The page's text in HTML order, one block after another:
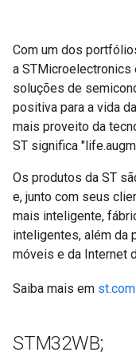
Com um dos
a
soluções de
positiva para a vida
mais proveito da
ST significa
Os produtos da ST
e, junto com seus
mais inteligente,
inteligentes, além da
móveis e da Internet
Saiba mais em st.com
STM32WB;